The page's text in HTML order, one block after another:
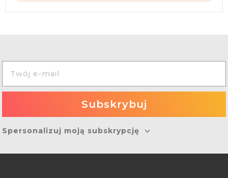
Spersonalizuj moją subskrypcję